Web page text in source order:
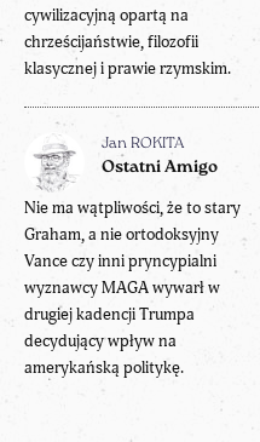
cywilizacyjną opartą na
chrześcijaństwie, filozofii
klasycznej i prawie rzymskim.
Jan ROKITA
Ostatni Amigo
Nie ma wątpliwości, że to stary
Graham, a nie ortodoksyjny
Vance czy inni pryncypialni
wyznawcy MAGA wywarł w
drugiej kadencji Trumpa
decydujący wpływ na
amerykańską politykę.